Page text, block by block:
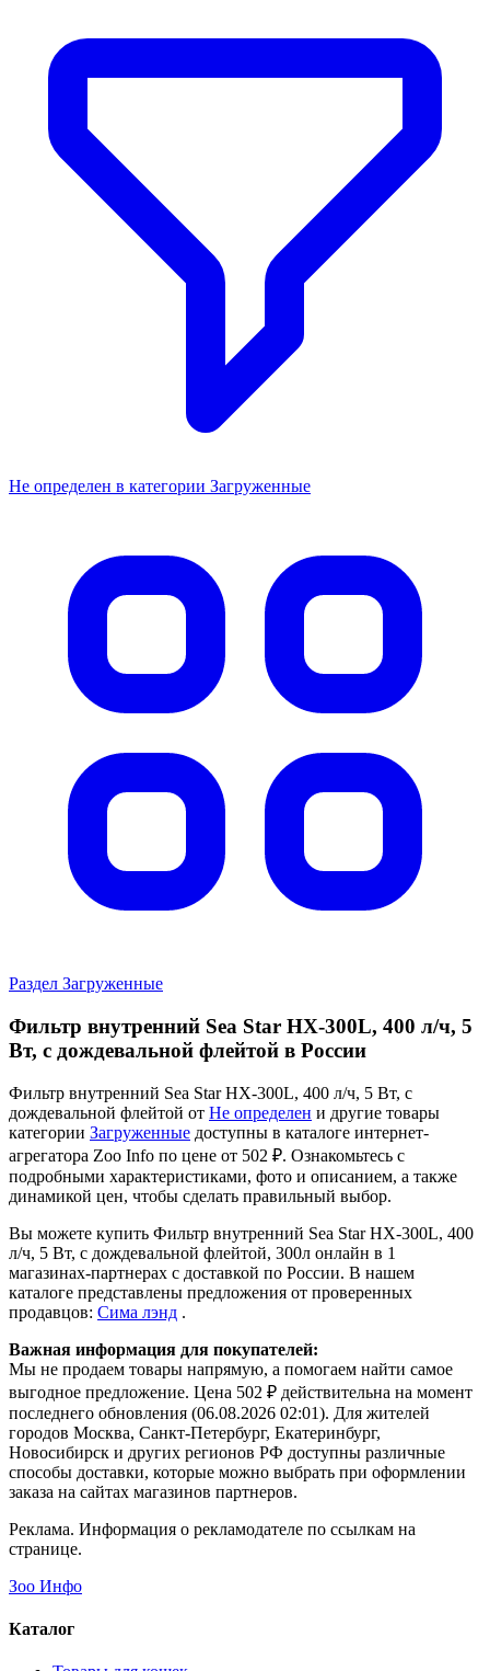
Не определен в категории Загруженные
Раздел Загруженные
Фильтр внутренний Sea Star HX-300L, 400 л/ч, 5
Вт, с дождевальной флейтой в России
Фильтр внутренний Sea Star HX-300L, 400 л/ч, 5 Вт, с
дождевальной флейтой от Не определен и другие товары
категории Загруженные доступны в каталоге интернет-
агрегатора Zoo Info по цене от 502 ₽. Ознакомьтесь с
подробными характеристиками, фото и описанием, а также
динамикой цен, чтобы сделать правильный выбор.
Вы можете купить Фильтр внутренний Sea Star HX-300L, 400
л/ч, 5 Вт, с дождевальной флейтой, 300л онлайн в 1
магазинах-партнерах с доставкой по России. В нашем
каталоге представлены предложения от проверенных
продавцов: Сима лэнд .
Важная информация для покупателей:
Мы не продаем товары напрямую, а помогаем найти самое
выгодное предложение. Цена 502 ₽ действительна на момент
последнего обновления (06.08.2026 02:01). Для жителей
городов Москва, Санкт-Петербург, Екатеринбург,
Новосибирск и других регионов РФ доступны различные
способы доставки, которые можно выбрать при оформлении
заказа на сайтах магазинов партнеров.
Реклама. Информация о рекламодателе по ссылкам на
странице.
Зоо Инфо
Каталог